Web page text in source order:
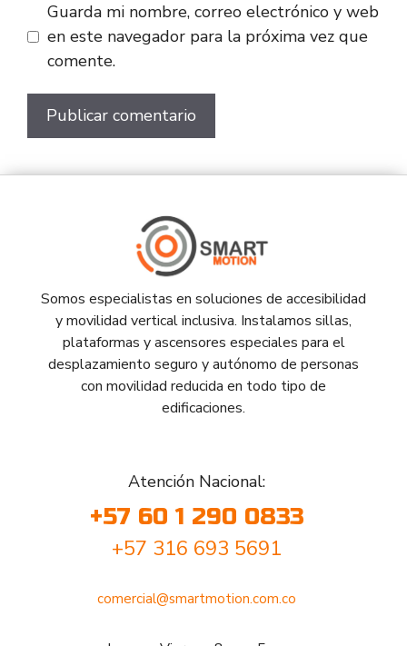
Guarda mi nombre, correo electrónico y web
en este navegador para la próxima vez que
comente.
Somos especialistas en soluciones de accesibilidad
y movilidad vertical inclusiva. Instalamos sillas,
plataformas y ascensores especiales para el
desplazamiento seguro y autónomo de personas
con movilidad reducida en todo tipo de
edificaciones.
Atención Nacional:
+57 60 1 290 0833
+57 316 693 5691
comercial@smartmotion.com.co